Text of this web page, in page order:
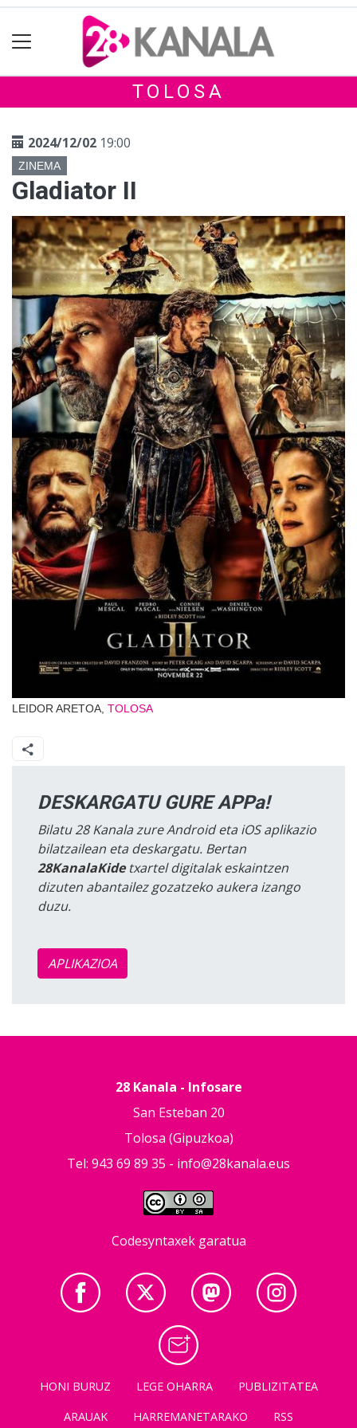
TOLOSA
2024/12/02 19:00
ZINEMA
Gladiator II
LEIDOR ARETOA, TOLOSA
DESKARGATU GURE APPa!
Bilatu 28 Kanala zure Android eta iOS aplikazio
bilatzailean eta deskargatu. Bertan
28KanalaKidetxartel digitalak eskaintzen
dizuten abantailez gozatzeko aukera izango
duzu.
APLIKAZIOA
28 Kanala - Infosare
San Esteban 20
Tolosa (Gipuzkoa)
Tel: 943 69 89 35 - info@28kanala.eus
Codesyntaxek garatua
HONI BURUZ LEGE OHARRA
PUBLIZITATEA
ARAUAK
HARREMANETARAKO RSS